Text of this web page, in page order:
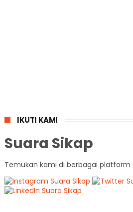
IKUTI KAMI
Suara Sikap
Temukan kami di berbagai platform